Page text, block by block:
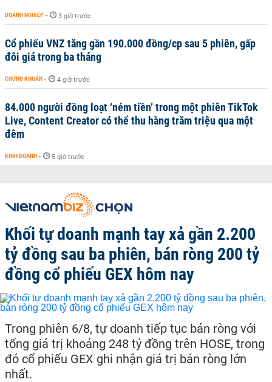
DOANH NGHIỆP - 3 giờ trước
Cổ phiếu VNZ tăng gần 190.000 đồng/cp sau 5 phiên, gấp
đôi giá trong ba tháng
CHỨNG KHOÁN - 4 giờ trước
84.000 người đồng loạt ‘ném tiền’ trong một phiên TikTok
Live, Content Creator có thể thu hàng trăm triệu qua một
đêm
KINH DOANH - 5 giờ trước
Khối tự doanh mạnh tay xả gần 2.200
tỷ đồng sau ba phiên, bán ròng 200 tỷ
đồng cổ phiếu GEX hôm nay
Trong phiên 6/8, tự doanh tiếp tục bán ròng với
tổng giá trị khoảng 248 tỷ đồng trên HOSE, trong
đó cổ phiếu GEX ghi nhận giá trị bán ròng lớn
nhất.